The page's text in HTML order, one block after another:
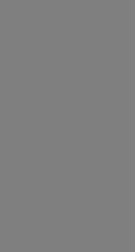
krojem, który zapewnia
pasa – od
noszenia. Dolna
aktywności
szerokości
wsparcie i
sylwetki, co jest
– doskonale
sportowe zostały